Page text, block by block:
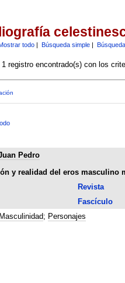
todo| Búsqueda simple|
1 registro encontrado(s) con los
Pedro
y realidad del eros masculino
Revista
Fascículo
Masculinidad; Personajes